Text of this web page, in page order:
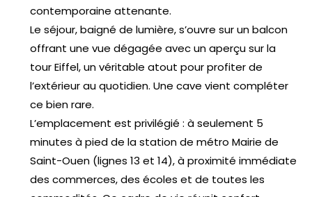
contemporaine attenante.
Le séjour, baigné de lumière, s’ouvre sur un balcon
offrant une vue dégagée avec un aperçu sur la
tour Eiffel, un véritable atout pour profiter de
l’extérieur au quotidien. Une cave vient compléter
ce bien rare.
L’emplacement est privilégié : à seulement 5
minutes à pied de la station de métro Mairie de
Saint-Ouen (lignes 13 et 14), à proximité immédiate
des commerces, des écoles et de toutes les